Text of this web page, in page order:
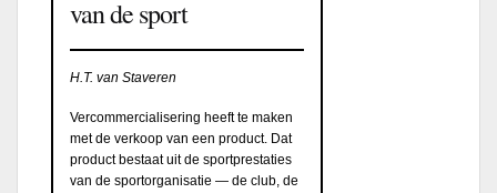
van de sport
H.T. van Staveren
Vercommercialisering heeft te maken
met de verkoop van een product. Dat
product bestaat uit de sportprestaties
van de sportorganisatie — de club, de